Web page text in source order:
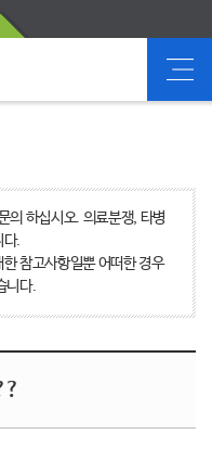
의 하십시오. 의료분쟁, 타병
다.
참고사항일뿐 어떠한 경우
니다.